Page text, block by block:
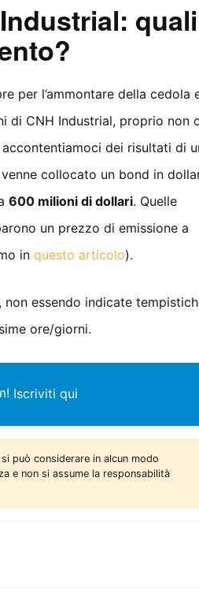
quali
per l’ammontare della cedola
di CNH Industrial, proprio non
dei risultati di
collocato un bond in
600 milioni di dollari. Quelle
un prezzo di emissione a
in questo articolo).
essendo indicate
ore/giorni.
Iscriviti qui
può considerare in alcun modo
e non si assume la responsabilità